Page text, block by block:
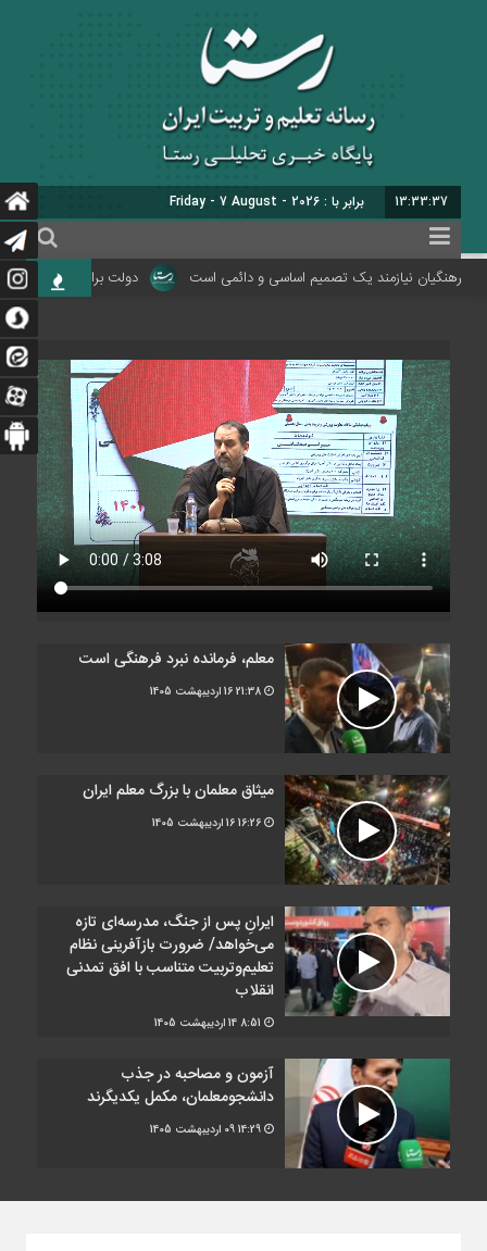
13:33:38 برابر با : Friday - 7 August - 2026
نیازمند یک تصمیم اساسی و دائمی است دولت برای اجرای
معلم، فرمانده نبرد فرهنگی است
16 اردیبهشت 1405
میثاق معلمان با بزرگ معلم ایران
16 اردیبهشت 1405
ایرانِ پس از جنگ، مدرسه‌ای تازه
می‌خواهد/ ضرورت بازآفرینی نظام
تعلیم‌وتربیت متناسب با افق تمدنی
انقلاب
14 اردیبهشت 1405
آزمون و مصاحبه در جذب
دانشجومعلمان، مکمل یکدیگرند
09 اردیبهشت 1405